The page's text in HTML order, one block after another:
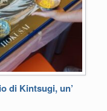
di Kintsugi, un’